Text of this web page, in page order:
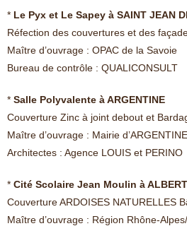
* Le Pyx et Le Sapey à SAINT JEAN
Réfection des couvertures et des
Maître d’ouvrage : OPAC de la Savoie
Bureau de contrôle : QUALICONSULT
* Salle Polyvalente à ARGENTINE
Couverture Zinc à joint debout et
Maître d’ouvrage : Mairie d’ARGENTINE
Architectes : Agence LOUIS et PERINO
* Cité Scolaire Jean Moulin à
Couverture ARDOISES NATURELLES
Maître d’ouvrage : Région Rhône-